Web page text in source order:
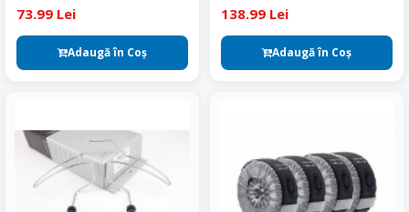
73.99 Lei
Adaugă în Coş
138.99 Lei
Adaugă în Coş